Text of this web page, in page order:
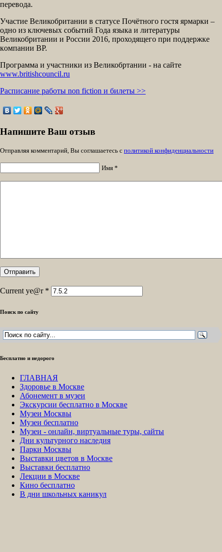
перевода.
Участие Великобритании в статусе Почётного гостя ярмарки –
одно из ключевых событий Года языка и литературы
Великобритании и России 2016, проходящего при поддержке
кoмпaнии BP.
Программа и участники из Великобртании - на сайте
www.britishcouncil.ru
Расписание работы non fiction и билеты >>
Напишите Ваш отзыв
Отправляя комментарий, Вы соглашаетесь с политикой конфиденциальности
Имя *
Current ye@r *
Поиск по сайту
Бесплатно и недорого
ГЛАВНАЯ
Здоровье в Москве
Абонемент в музеи
Экскурсии бесплатно в Москве
Музеи Москвы
Музеи бесплатно
Музеи - онлайн, виртуальные туры, сайты
Дни культурного наследия
Парки Москвы
Выставки цветов в Москве
Выставки бесплатно
Лекции в Москве
Кино бесплатно
В дни школьных каникул